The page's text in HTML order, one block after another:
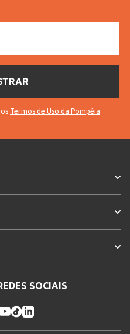
Termos de Uso da Pompéia
SOCIAIS